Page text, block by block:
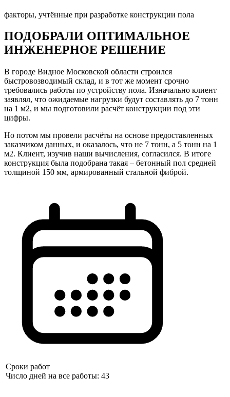
факторы, учтённые при разработке конструкции пола
ПОДОБРАЛИ ОПТИМАЛЬНОЕ
ИНЖЕНЕРНОЕ РЕШЕНИЕ
В городе Видное Московской области строился
быстровозводимый склад, и в тот же момент срочно
требовались работы по устройству пола. Изначально клиент
заявлял, что ожидаемые нагрузки будут составлять до 7 тонн
на 1 м2, и мы подготовили расчёт конструкции под эти
цифры.
Но потом мы провели расчёты на основе предоставленных
заказчиком данных, и оказалось, что не 7 тонн, а 5 тонн на 1
м2. Клиент, изучив наши вычисления, согласился. В итоге
конструкция была подобрана такая – бетонный пол средней
толщиной 150 мм, армированный стальной фиброй.
Сроки работ
Число дней на все работы: 43